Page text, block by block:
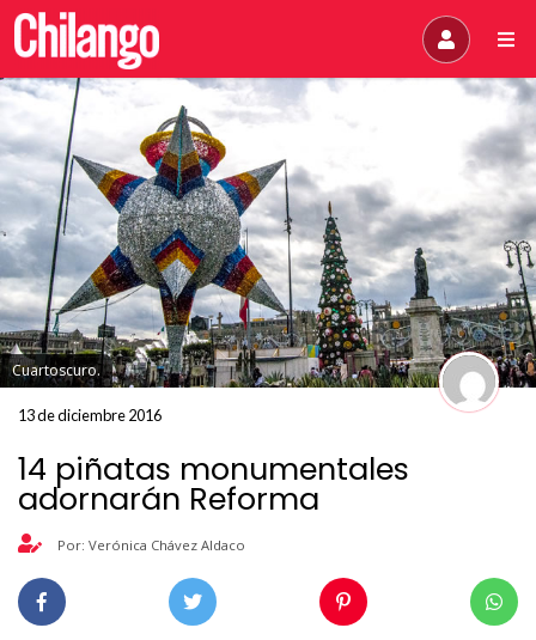
Cuartoscuro.
13 de diciembre 2016
14 piñatas monumentales
adornarán Reforma
Por: Verónica Chávez Aldaco